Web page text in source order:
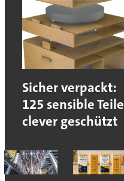
Sicher verpackt:
125 sensible Teile
clever geschützt